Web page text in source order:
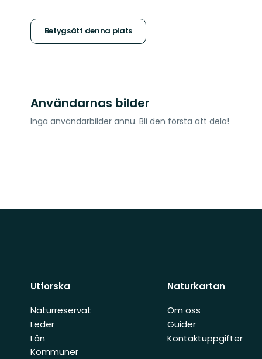
stjärnor
Betygsätt denna plats
Användarnas bilder
Inga användarbilder ännu. Bli den första att dela!
Utforska
Naturreservat
Leder
Län
Kommuner
Naturkartan
Om oss
Guider
Kontaktuppgifter